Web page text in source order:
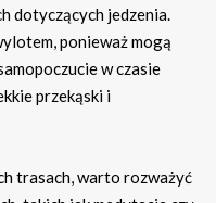
dotyczących jedzenia.
ponieważ mogą
w czasie
przekąski i
trasach, warto rozważyć